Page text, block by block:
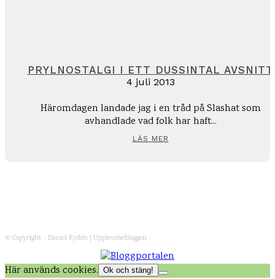
PRYLNOSTALGI I ETT DUSSINTAL AVSNITT
4 juli 2013
Häromdagen landade jag i en tråd på Slashat som
avhandlade vad folk har haft...
LÄS MER
© Copyright - Daniel Rydén | Upplevelsebloggen
Här används cookies. Ok och stäng!